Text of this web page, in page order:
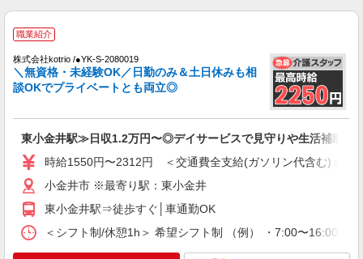
により変動） ・固定残業手当：20,000円（10時
歓迎 ・認知症介護基礎研修 ・初任者研修 ・実務
者研修 ・介護福祉士 など
派遣社員
株式会社kotrio /●TC-H-1882989
[ 綺麗 ]高級シニアマンションで生活ケア/見守
通費全支給(ガソリン代含む)＞
小金井市
職業紹介
株式会社kotrio /●YK-S-2098468
職業紹介
株式会社kotrio /●YK-S-2080019
＼無資格・未経験OK／日勤のみ＆土日休みも相
談OKでプライベートとも両立◎
東小金井駅≫日収1.2万円〜◎デイサービスで見守りや生活補助な
時給1550円〜2312円 ＜交通費全支給(ガソリン代含む)＞
小金井市 ※最寄り駅：東小金井
東小金井駅⇒徒歩すぐ│車通勤OK
＜シフト制/休憩1h＞ 希望シフト制 （例） ・7:00〜16:00